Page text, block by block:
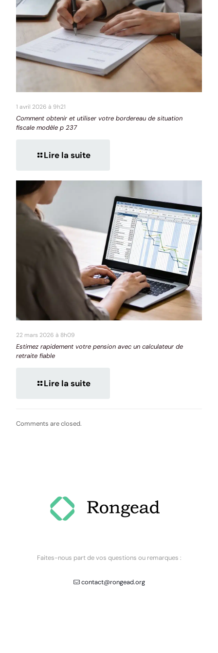
1 avril 2026 à 9h21
Comment obtenir et utiliser votre bordereau de situation
fiscale modèle p 237
Lire la suite
22 mars 2026 à 8h09
Estimez rapidement votre pension avec un calculateur de
retraite fiable
Lire la suite
Comments are closed.
Faites-nous part de vos questions ou remarques :
contact@rongead.org